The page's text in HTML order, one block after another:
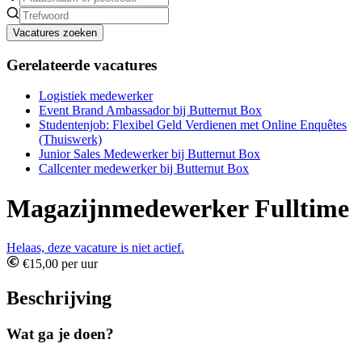
Vacatures zoeken
Gerelateerde vacatures
Logistiek medewerker
Event Brand Ambassador bij Butternut Box
Studentenjob: Flexibel Geld Verdienen met Online Enquêtes
(Thuiswerk)
Junior Sales Medewerker bij Butternut Box
Callcenter medewerker bij Butternut Box
Magazijnmedewerker Fulltime
Helaas, deze vacature is niet actief.
€15,00 per uur
Beschrijving
Wat ga je doen?